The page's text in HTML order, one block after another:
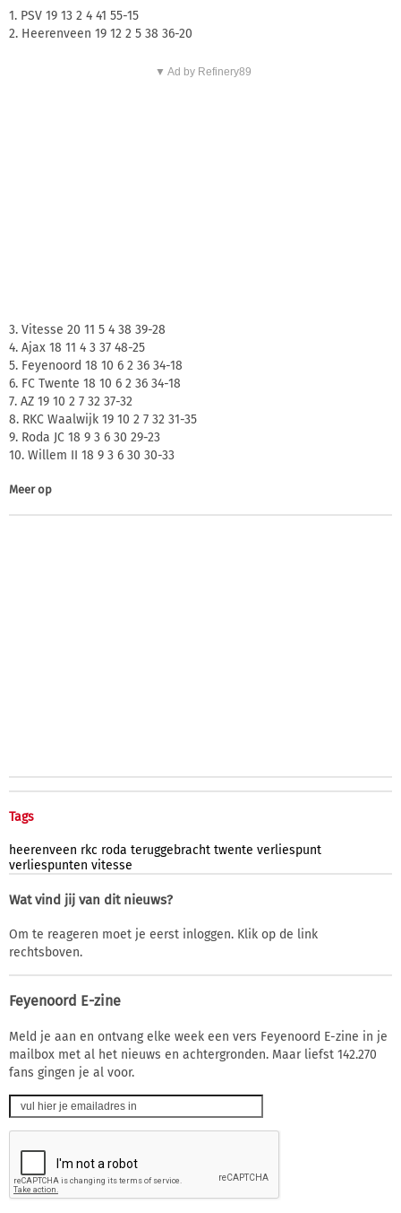
1. PSV 19 13 2 4 41 55-15
2. Heerenveen 19 12 2 5 38 36-20
▼ Ad by Refinery89
3. Vitesse 20 11 5 4 38 39-28
4. Ajax 18 11 4 3 37 48-25
5. Feyenoord 18 10 6 2 36 34-18
6. FC Twente 18 10 6 2 36 34-18
7. AZ 19 10 2 7 32 37-32
8. RKC Waalwijk 19 10 2 7 32 31-35
9. Roda JC 18 9 3 6 30 29-23
10. Willem II 18 9 3 6 30 30-33
Meer op
Tags
heerenveen rkc roda teruggebracht twente verliespunt
verliespunten vitesse
Wat vind jij van dit nieuws?
Om te reageren moet je eerst inloggen. Klik op de link
rechtsboven.
Feyenoord E-zine
Meld je aan en ontvang elke week een vers Feyenoord E-zine in je
mailbox met al het nieuws en achtergronden. Maar liefst 142.270
fans gingen je al voor.